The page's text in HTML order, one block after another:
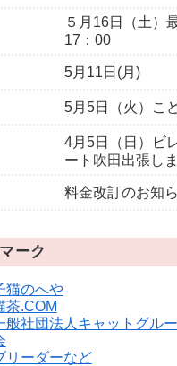
５月16日（土）
17：00
5月11日(月)
5月5日（火）こ
4月5日（日）ビ
ート吹田出張しま
料金改訂のお知
ーク
猫のへや
茶.COM
般社団法人キャットグル
リーダーなど